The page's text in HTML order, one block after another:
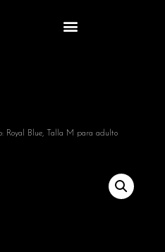
Royal Blue, Talla M para adulto